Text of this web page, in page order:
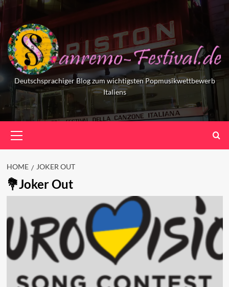
Skip
to
content
Deutschsprachiger Blog zum wichtigsten Popmusikwettbewerb
Italiens
Menu
HOME JOKER OUT
Joker Out